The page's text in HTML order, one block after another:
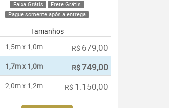
Faixa Grátis
Frete Grátis
Pague somente após a entrega
Tamanhos
1,5m x 1,0m
R$ 679,00
1,7m x 1,0m R$749,00
2,0m x 1,2m R$ 1.150,00